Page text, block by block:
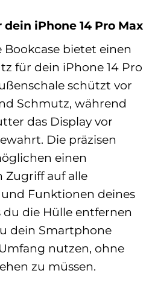
iPhone 14 Pro Max
Bookcase bietet einen
für dein iPhone 14 Pro
schützt vor
Schmutz, während
das Display vor
Die präzisen
einen
Zugriff auf alle
und Funktionen deines
du die Hülle entfernen
dein Smartphone
nutzen, ohne
zu müssen.